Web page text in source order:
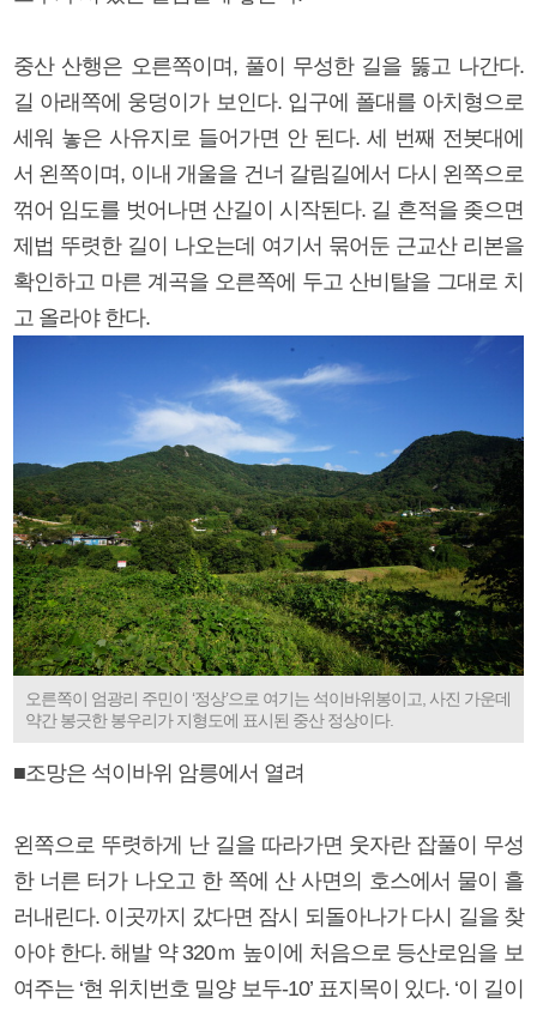
중산 산행은 오른쪽이며, 풀이 무성한 길을 뚫고 나간다.
길 아래쪽에 웅덩이가 보인다. 입구에 폴대를 아치형으로
세워 놓은 사유지로 들어가면 안 된다. 세 번째 전봇대에
서 왼쪽이며, 이내 개울을 건너 갈림길에서 다시 왼쪽으로
꺾어 임도를 벗어나면 산길이 시작된다. 길 흔적을 좆으면
제법 뚜렷한 길이 나오는데 여기서 묶어둔 근교산 리본을
확인하고 마른 계곡을 오른쪽에 두고 산비탈을 그대로 치
고 올라야 한다.
오른쪽이 엄광리 주민이 ‘정상’으로 여기는 석이바위봉이고, 사진 가운데
약간 봉긋한 봉우리가 지형도에 표시된 중산 정상이다.
■조망은 석이바위 암릉에서 열려
왼쪽으로 뚜렷하게 난 길을 따라가면 웃자란 잡풀이 무성
한 너른 터가 나오고 한 쪽에 산 사면의 호스에서 물이 흘
러내린다. 이곳까지 갔다면 잠시 되돌아나가 다시 길을 찾
아야 한다. 해발 약 320ｍ 높이에 처음으로 등산로임을 보
여주는 ‘현 위치번호 밀양 보두-10’ 표지목이 있다. ‘이 길이